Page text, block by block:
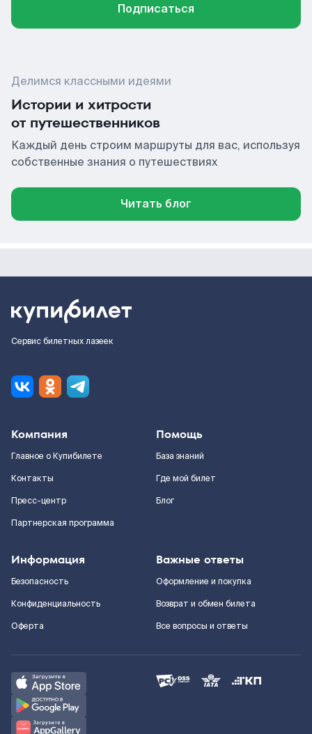
Подписаться
Делимся классными идеями
Истории и хитрости
от путешественников
Каждый день строим маршруты для вас, используя
собственные знания о путешествиях
Читать блог
Сервис билетных лазеек
Компания
Главное о Купибилете
Контакты
Пресс-центр
Партнерская программа
Помощь
База знаний
Где мой билет
Блог
Информация
Безопасность
Конфиденциальность
Оферта
Важные ответы
Оформление и покупка
Возврат и обмен билета
Все вопросы и ответы